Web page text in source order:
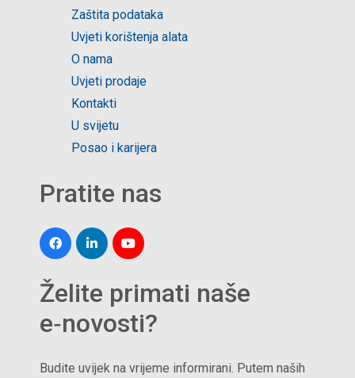
Zaštita podataka
Uvjeti korištenja alata
O nama
Uvjeti prodaje
Kontakti
U svijetu
Posao i karijera
Pratite nas
Želite primati naše
e‑novosti?
Budite uvijek na vrijeme informirani. Putem naših